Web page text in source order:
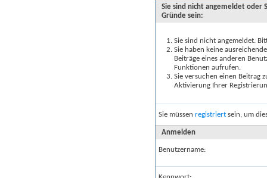
Sie sind nicht angemeldet oder
Gründe sein:
Sie sind nicht angemeldet.
Sie haben keine
Beiträge eines anderen
Funktionen aufrufen.
Sie versuchen einen Beitrag
Aktivierung Ihrer
Sie müssen registriert sein, um
Anmelden
Benutzername: